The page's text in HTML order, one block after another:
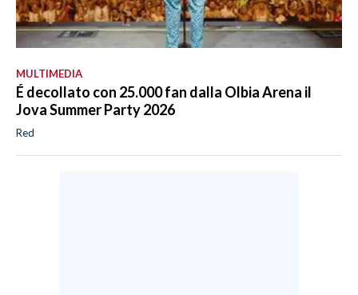
MULTIMEDIA
É decollato con 25.000 fan dalla Olbia Arena il
Jova Summer Party 2026
Red